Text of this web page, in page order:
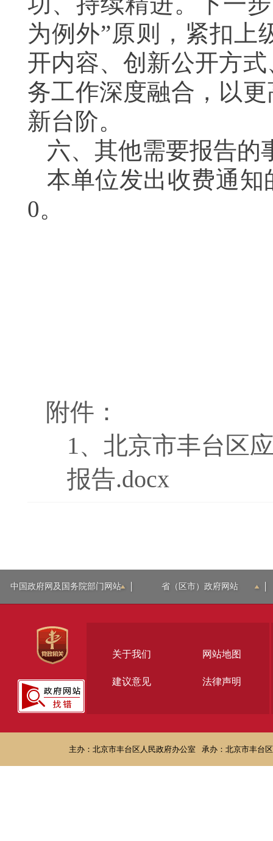
为例外”原则，紧扣上
开内容、创新公开方
务工作深度融合，以
新台阶。
六、其他需要报告的
本单位发出收费通
0。
附件：
1、 北京市丰台区
报告.docx
中国政府网及国务院部门网站 省（区市）政府网站
关于我们 网站地图
建议意见 法律声明
主办：北京市丰台区人民政府办公室 承办：北京市丰台